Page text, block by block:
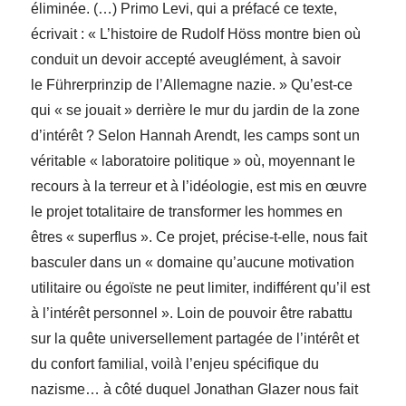
éliminée. (…) Primo Levi, qui a préfacé ce texte,
écrivait : « L’histoire de Rudolf Höss montre bien où
conduit un devoir accepté aveuglément, à savoir
le Führerprinzip de l’Allemagne nazie. » Qu’est-ce
qui « se jouait » derrière le mur du jardin de la zone
d’intérêt ? Selon Hannah Arendt, les camps sont un
véritable « laboratoire politique » où, moyennant le
recours à la terreur et à l’idéologie, est mis en œuvre
le projet totalitaire de transformer les hommes en
êtres « superflus ». Ce projet, précise-t-elle, nous fait
basculer dans un « domaine qu’aucune motivation
utilitaire ou égoïste ne peut limiter, indifférent qu’il est
à l’intérêt personnel ». Loin de pouvoir être rabattu
sur la quête universellement partagée de l’intérêt et
du confort familial, voilà l’enjeu spécifique du
nazisme… à côté duquel Jonathan Glazer nous fait